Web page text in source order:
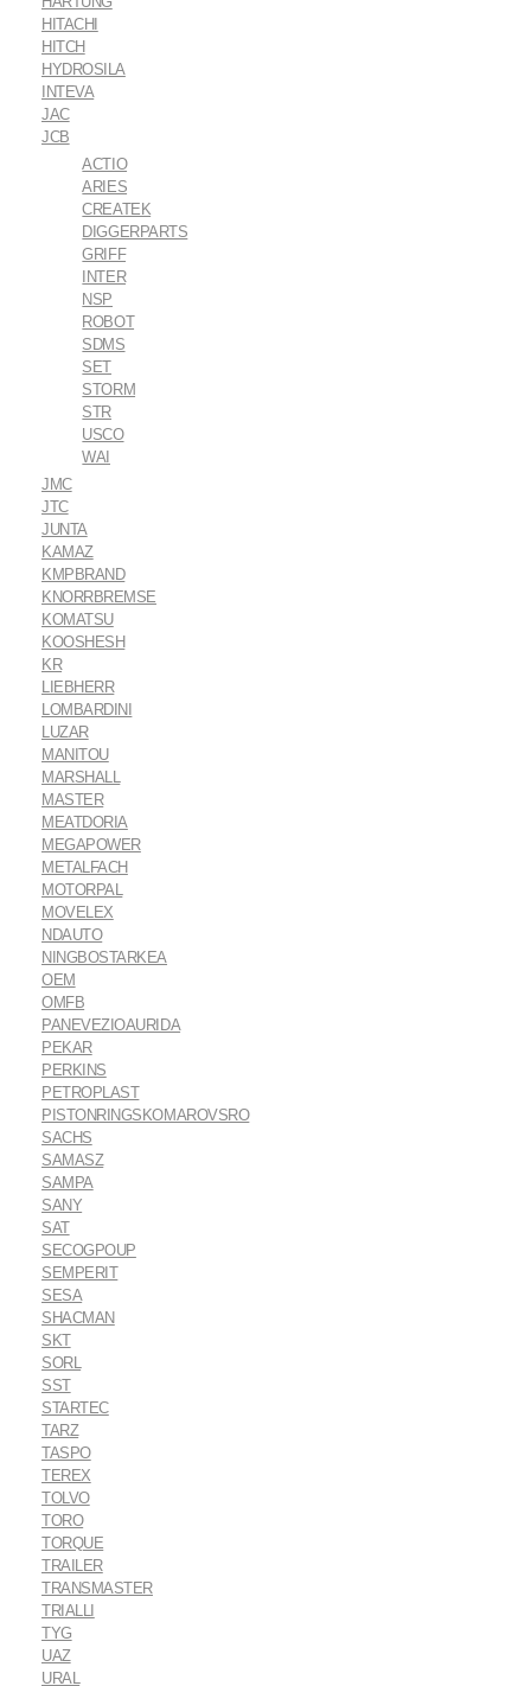
HITACHI
HITCH
HYDROSILA
INTEVA
JAC
JCB
ACTIO
ARIES
CREATEK
DIGGERPARTS
GRIFF
INTER
NSP
ROBOT
SDMS
SET
STORM
STR
USCO
WAI
JMC
JTC
JUNTA
KAMAZ
KMPBRAND
KNORRBREMSE
KOMATSU
KOOSHESH
KR
LIEBHERR
LOMBARDINI
LUZAR
MANITOU
MARSHALL
MASTER
MEATDORIA
MEGAPOWER
METALFACH
MOTORPAL
MOVELEX
NDAUTO
NINGBOSTARKEA
OEM
OMFB
PANEVEZIOAURIDA
PEKAR
PERKINS
PETROPLAST
PISTONRINGSKOMAROVSRO
SACHS
SAMASZ
SAMPA
SANY
SAT
SECOGPOUP
SEMPERIT
SESA
SHACMAN
SKT
SORL
SST
STARTEC
TARZ
TASPO
TEREX
TOLVO
TORO
TORQUE
TRAILER
TRANSMASTER
TRIALLI
TYG
UAZ
URAL